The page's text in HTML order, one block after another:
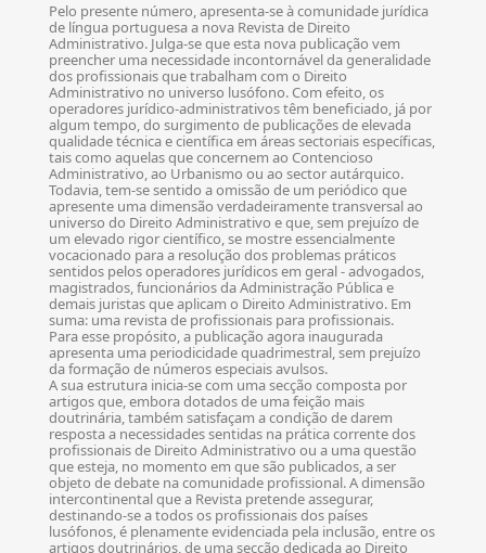
Pelo presente número, apresenta-se à comunidade jurídica
de língua portuguesa a nova Revista de Direito
Administrativo. Julga-se que esta nova publicação vem
preencher uma necessidade incontornável da generalidade
dos profissionais que trabalham com o Direito
Administrativo no universo lusófono. Com efeito, os
operadores jurídico-administrativos têm beneficiado, já por
algum tempo, do surgimento de publicações de elevada
qualidade técnica e científica em áreas sectoriais específicas,
tais como aquelas que concernem ao Contencioso
Administrativo, ao Urbanismo ou ao sector autárquico.
Todavia, tem-se sentido a omissão de um periódico que
apresente uma dimensão verdadeiramente transversal ao
universo do Direito Administrativo e que, sem prejuízo de
um elevado rigor científico, se mostre essencialmente
vocacionado para a resolução dos problemas práticos
sentidos pelos operadores jurídicos em geral - advogados,
magistrados, funcionários da Administração Pública e
demais juristas que aplicam o Direito Administrativo. Em
suma: uma revista de profissionais para profissionais.
Para esse propósito, a publicação agora inaugurada
apresenta uma periodicidade quadrimestral, sem prejuízo
da formação de números especiais avulsos.
A sua estrutura inicia-se com uma secção composta por
artigos que, embora dotados de uma feição mais
doutrinária, também satisfaçam a condição de darem
resposta a necessidades sentidas na prática corrente dos
profissionais de Direito Administrativo ou a uma questão
que esteja, no momento em que são publicados, a ser
objeto de debate na comunidade profissional. A dimensão
intercontinental que a Revista pretende assegurar,
destinando-se a todos os profissionais dos países
lusófonos, é plenamente evidenciada pela inclusão, entre os
artigos doutrinários, de uma secção dedicada ao Direito